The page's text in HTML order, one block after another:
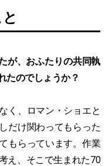
が、おふたりの共同執
たのでしょうか？
く、ロマン・ショエと
だけ関わってもらった
もらっています。作業
え、そこで生まれた70